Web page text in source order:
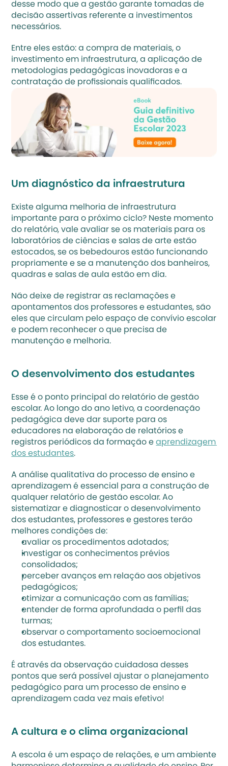
desse modo que a gestão garante tomadas de
decisão assertivas referente a investimentos
necessários.
Entre eles estão: a compra de materiais, o
investimento em infraestrutura, a aplicação de
metodologias pedagógicas inovadoras e a
contratação de profissionais qualificados.
Um diagnóstico da infraestrutura
Existe alguma melhoria de infraestrutura
importante para o próximo ciclo? Neste momento
do relatório, vale avaliar se os materiais para os
laboratórios de ciências e salas de arte estão
estocados, se os bebedouros estão funcionando
propriamente e se a manutenção dos banheiros,
quadras e salas de aula estão em dia.
Não deixe de registrar as reclamações e
apontamentos dos professores e estudantes, são
eles que circulam pelo espaço de convívio escolar
e podem reconhecer o que precisa de
manutenção e melhoria.
O desenvolvimento dos estudantes
Esse é o ponto principal do relatório de gestão
escolar. Ao longo do ano letivo, a coordenação
pedagógica deve dar suporte para os
educadores na elaboração de relatórios e
registros periódicos da formação e aprendizagem
dos estudantes.
A análise qualitativa do processo de ensino e
aprendizagem é essencial para a construção de
qualquer relatório de gestão escolar. Ao
sistematizar e diagnosticar o desenvolvimento
dos estudantes, professores e gestores terão
melhores condições de:
avaliar os procedimentos adotados;
investigar os conhecimentos prévios
consolidados;
perceber avanços em relação aos objetivos
pedagógicos;
otimizar a comunicação com as famílias;
entender de forma aprofundada o perfil das
turmas;
observar o comportamento socioemocional
dos estudantes.
É através da observação cuidadosa desses
pontos que será possível ajustar o planejamento
pedagógico para um processo de ensino e
aprendizagem cada vez mais efetivo!
A cultura e o clima organizacional
A escola é um espaço de relações, e um ambiente